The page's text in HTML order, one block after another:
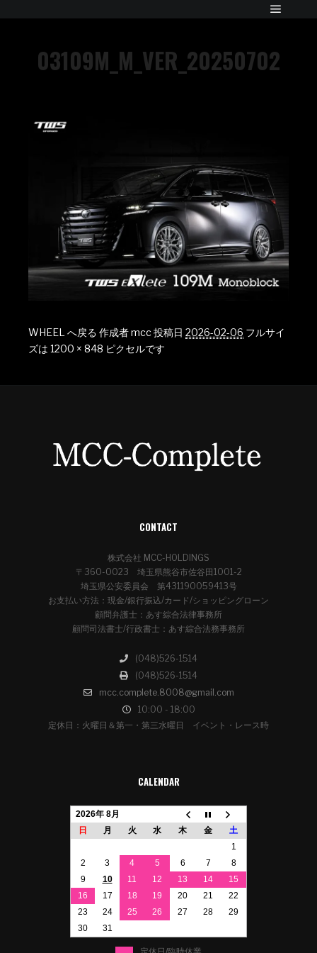
03109M_M_VER_20250702
WHEEL へ戻る 作成者mcc投稿日 2026-02-06 フルサイ
ズは 1200 × 848 ピクセルです
CONTACT
株式会社 MCC-HOLDINGS
〒360-0023 埼玉県熊谷市佐谷田1001-2
埼玉県公安委員会 第431190059413号
お支払い方法：現金/銀行振込/カード/ショッピングローン
顧問弁護士：あす綜合法律事務所
顧問司法書士/行政書士：あす綜合法務事務所
(048)526-1514
(048)526-1514
mcc.complete.8008@gmail.com
10:00 - 18:00
定休日：火曜日＆第一・第三水曜日 イベント・レース時
CALENDAR
2026年 8月
日
月 火 水 木 金
土
1
2
3 4 5 6 7
8
9
10 11 12 13 14
15
16
17 18 19 20 21
22
23
24 25 26 27 28
29
30
31